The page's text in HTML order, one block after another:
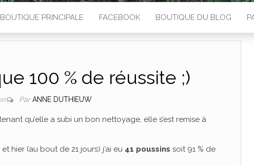
BOUTIQUE PRINCIPALE FACEBOOK BOUTIQUE DU BLOG
100 % de réussite ;)
ParANNE DUTHIEUW
qu’elle a subi un bon nettoyage, elle s’est remise à
et hier (au bout de 21 jours) j’ai eu 41 poussins soit 91 % de